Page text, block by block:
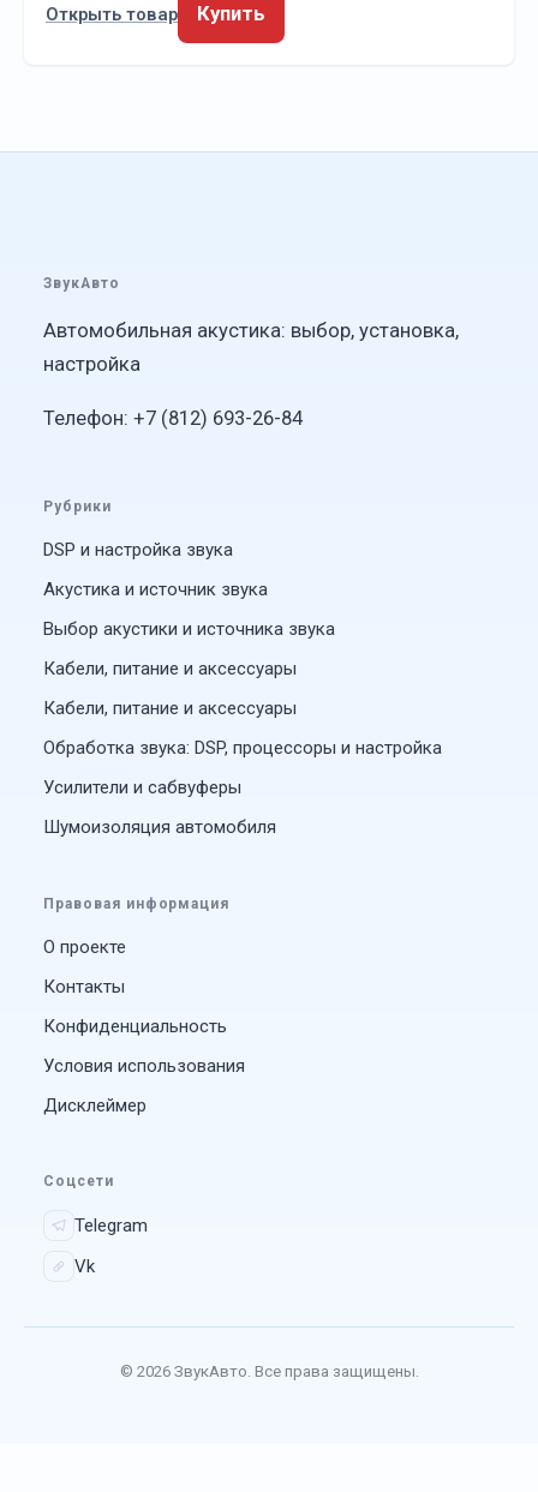
Открыть товар
Купить
ЗвукАвто
Автомобильная акустика: выбор, установка,
настройка
Телефон: +7 (812) 693-26-84
Рубрики
DSP и настройка звука
Акустика и источник звука
Выбор акустики и источника звука
Кабели, питание и аксессуары
Кабели, питание и аксессуары
Обработка звука: DSP, процессоры и настройка
Усилители и сабвуферы
Шумоизоляция автомобиля
Правовая информация
О проекте
Контакты
Конфиденциальность
Условия использования
Дисклеймер
Соцсети
Telegram
Vk
© 2026 ЗвукАвто. Все права защищены.